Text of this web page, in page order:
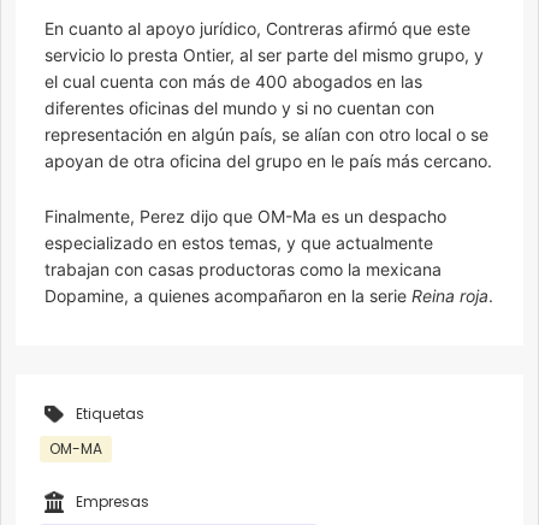
En cuanto al apoyo jurídico, Contreras afirmó que este
servicio lo presta Ontier, al ser parte del mismo grupo, y
el cual cuenta con más de 400 abogados en las
diferentes oficinas del mundo y si no cuentan con
representación en algún país, se alían con otro local o se
apoyan de otra oficina del grupo en le país más cercano.
Finalmente, Perez dijo que OM-Ma es un despacho
especializado en estos temas, y que actualmente
trabajan con casas productoras como la mexicana
Dopamine, a quienes acompañaron en la serie Reina roja.
Etiquetas
OM-MA
Empresas